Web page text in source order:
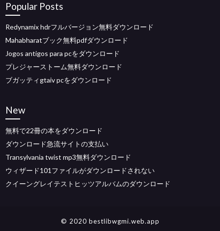
Popular Posts
Redynamix hdrフルバージョン無料ダウンロード
Mahabharatブック無料pdfダウンロード
Jogos antigos para pcをダウンロード
プレジャーストーム無料ダウンロード
ブガッティgtaiv pcをダウンロード
New
無料で22冊の本をダウンロード
ダウンロード急流サイトの支払い
Transylvania twist mp3無料ダウンロード
ウィザード101ファイルがダウンロードされない
クイーングレイテストヒッツアルバムのダウンロード
© 2020 bestlibwgmi.web.app